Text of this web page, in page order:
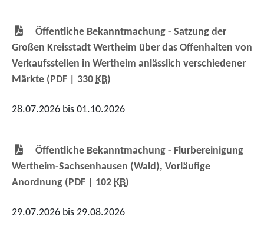
Öffentliche Bekanntmachung - Satzung der
Großen Kreisstadt Wertheim über das Offenhalten von
Verkaufsstellen in Wertheim anlässlich verschiedener
Märkte (PDF | 330 KB)
28.07.2026 bis 01.10.2026
Öffentliche Bekanntmachung - Flurbereinigung
Wertheim-Sachsenhausen (Wald), Vorläufige
Anordnung (PDF | 102 KB)
29.07.2026 bis 29.08.2026